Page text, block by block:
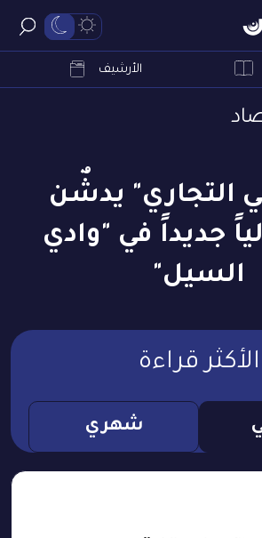
الأرشيف
التجاري" يدشٌن
جديداً في "وادي
السيل"
الأكثر قراءة
شهري